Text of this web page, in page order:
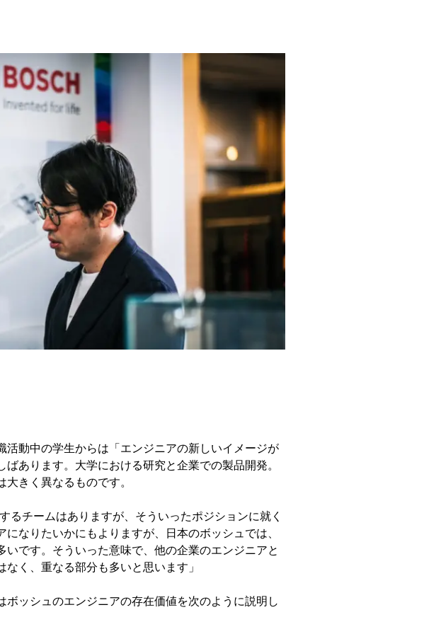
動中の学生からは「エンジニアの新しいイメージが
あります。大学における研究と企業での製品開発。
きく異なるものです。
チームはありますが、そういったポジションに就く
なりたいかにもよりますが、日本のボッシュでは、
です。そういった意味で、他の企業のエンジニアと
く、重なる部分も多いと思います」
ッシュのエンジニアの存在価値を次のように説明し